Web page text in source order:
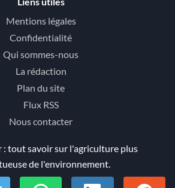
Mentions légales
Confidentialité
Qui sommes-nous
La rédaction
Plan du site
Flux RSS
Nous contacter
: tout savoir sur l'agriculture plus
de l'environnement.